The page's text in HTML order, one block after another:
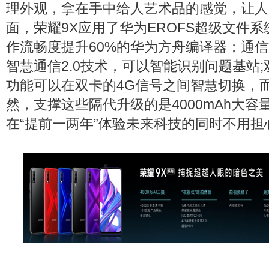
理外观，拿在手中给人艺术品的感觉，让
面，荣耀9X应用了华为EROFS超级文件系
作流畅度提升60%的华为方舟编译器；通
智慧通信2.0技术，可以智能识别问题基站;
功能可以在双卡的4G信号之间智慧切换，
然，支撑这些隔代升级的是4000mAh大容
在“提前一两年”体验未来科技的同时不用